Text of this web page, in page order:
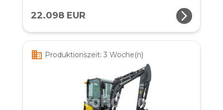
22.098 EUR arrow_forward_ios
business Produktionszeit: 3 Woche(n)